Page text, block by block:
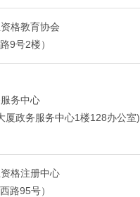
格教育协会
9号2楼）
务中心
厦政务服务中心1楼128办公室)
格注册中心
路95号）